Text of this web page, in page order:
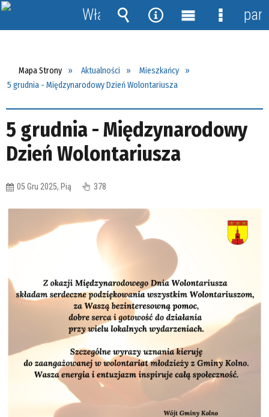
Mapa Strony Aktualności
Mieszkańcy
5 grudnia - Międzynarodowy Dzień Wolontariusza
5 grudnia - Międzynarodowy
Dzień Wolontariusza
05 Gru 2025, Pią 378
Włącz
powiadomienia
Wyszukiwarka
Narzędzia
MenuMenu